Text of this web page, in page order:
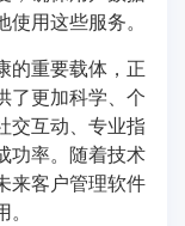
用这些服务。
的重要载体，正
了更加科学、个
交互动、专业指
功率。随着技术
来客户管理软件